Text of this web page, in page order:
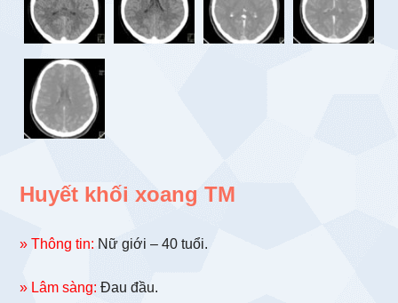
Huyết khối xoang TM
» Thông tin: Nữ giới – 40 tuổi.
» Lâm sàng: Đau đầu.